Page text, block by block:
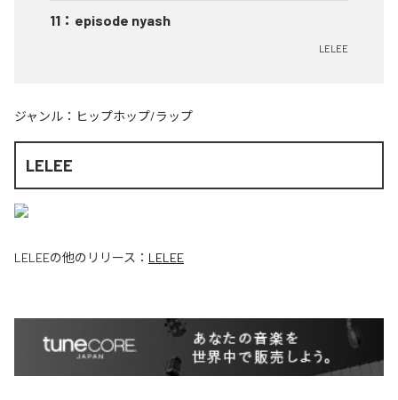
11 ： episode nyash
LELEE
ジャンル： ヒップホップ/ラップ
LELEE
LELEEの他のリリース： LELEE